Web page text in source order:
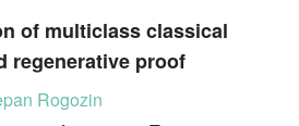
of multiclass classical
regenerative proof
Rogozin